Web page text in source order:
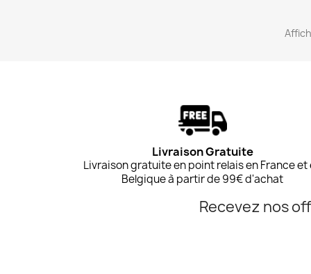
Livraison Gratuite
Livraison gratuite en point relais en France et
Belgique à partir de 99€ d'achat
Recevez nos